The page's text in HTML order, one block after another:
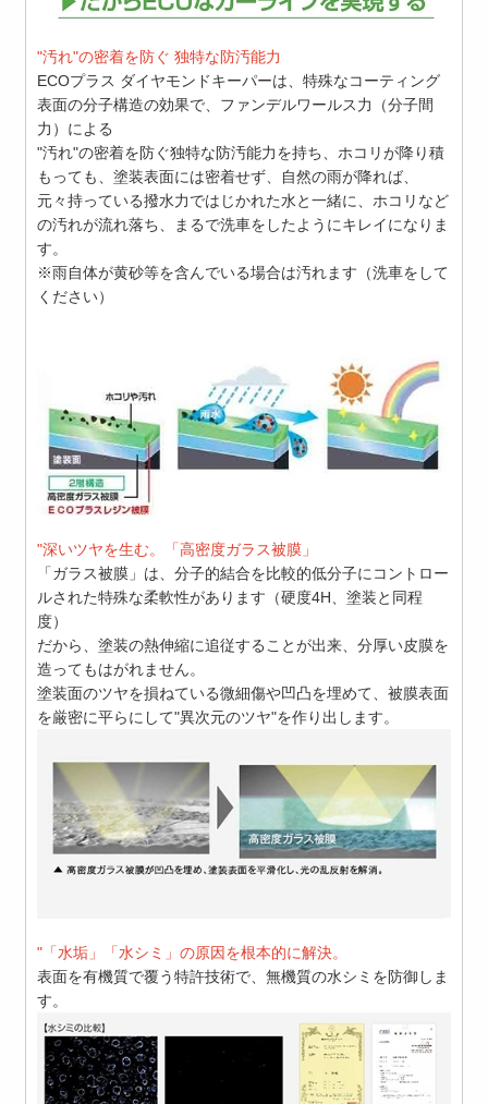
"汚れ"の密着を防ぐ 独特な防汚能力
ECOプラス ダイヤモンドキーパーは、特殊なコーティング
表面の分子構造の効果で、ファンデルワールス力（分子間
力）による
"汚れ"の密着を防ぐ独特な防汚能力を持ち、ホコリが降り積
もっても、塗装表面には密着せず、自然の雨が降れば、
元々持っている撥水力ではじかれた水と一緒に、ホコリなど
の汚れが流れ落ち、まるで洗車をしたようにキレイになりま
す。
※雨自体が黄砂等を含んでいる場合は汚れます（洗車をして
ください）
"深いツヤを生む。「高密度ガラス被膜」
「ガラス被膜」は、分子的結合を比較的低分子にコントロー
ルされた特殊な柔軟性があります（硬度4H、塗装と同程
度）
だから、塗装の熱伸縮に追従することが出来、分厚い皮膜を
造ってもはがれません。
塗装面のツヤを損ねている微細傷や凹凸を埋めて、被膜表面
を厳密に平らにして"異次元のツヤ"を作り出します。
"「水垢」「水シミ」の原因を根本的に解決。
表面を有機質で覆う特許技術で、無機質の水シミを防御しま
す。